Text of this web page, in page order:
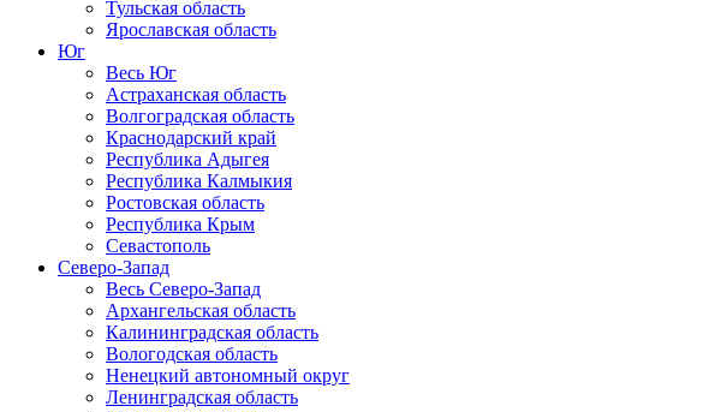
Тульская область
Ярославская область
Юг
Весь Юг
Астраханская область
Волгоградская область
Краснодарский край
Республика Адыгея
Республика Калмыкия
Ростовская область
Республика Крым
Севастополь
Северо-Запад
Весь Северо-Запад
Архангельская область
Калининградская область
Вологодская область
Ненецкий автономный округ
Ленинградская область